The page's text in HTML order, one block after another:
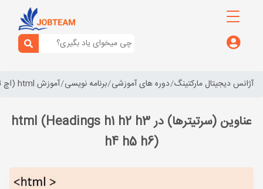
آژانس دیجیتال مارکتینگ دوره های آموزشی برنامه نویسی آموزش html (اچ تی ام ال)
عناوین (سرتیترها) در html (Headings h1 h2 h3
h4 h5 h6)